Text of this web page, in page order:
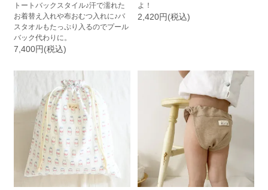
トートバックスタイル♪汗で濡れた
お着替え入れや布おむつ入れに♪バ
スタオルもたっぷり入るのでプール
バック代わりに。
7,400円(税込)
よ！
2,420円(税込)